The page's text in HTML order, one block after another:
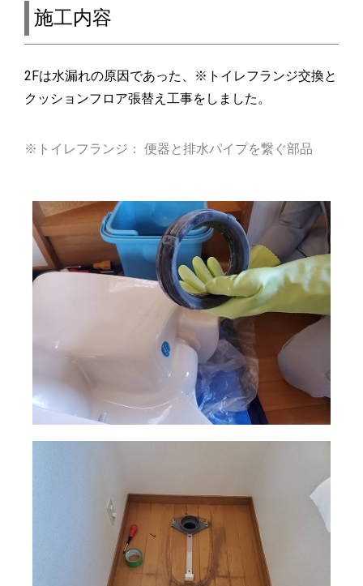
施工内容
2Fは水漏れの原因であった、※トイレフランジ交換と
クッションフロア張替え工事をしました。
※トイレフランジ： 便器と排水パイプを繋ぐ部品